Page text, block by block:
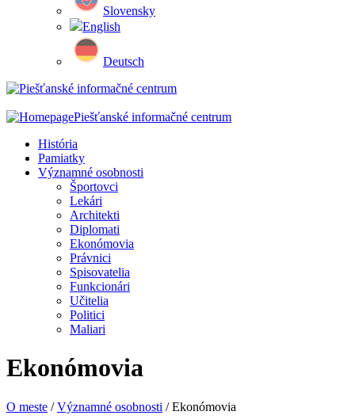
Slovensky
English
Deutsch
Piešťanské informačné centrum
História
Pamiatky
Významné osobnosti
Športovci
Lekári
Architekti
Diplomati
Ekonómovia
Právnici
Spisovatelia
Funkcionári
Učitelia
Politici
Maliari
Ekonómovia
O meste /Významné osobnosti / Ekonómovia